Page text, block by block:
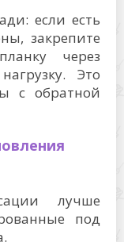
если есть
закрепите
через
Это
с обратной
лучше
под